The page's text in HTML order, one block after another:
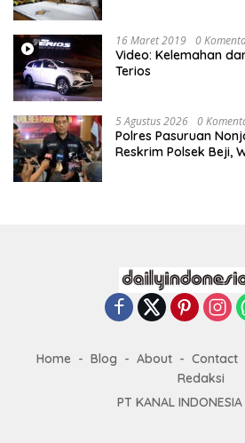
16 Maret 2019 0
Video: Kelemahan
Terios
5 Agustus 2026 0
Polres Pasuruan
Reskrim Polsek Beji,
Home Blog About Contact
Redaksi
PT KANAL INDONESIA